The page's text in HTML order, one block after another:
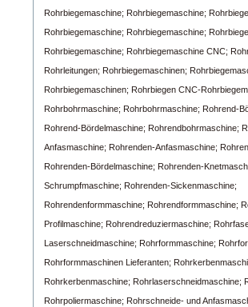
Rohrbiegemaschine; Rohrbiegemaschine;
Rohrbiegemaschine; Rohrbiegemaschine;
Rohrbiegemaschine; Rohrbiegemaschine CNC;
Rohrleitungen; Rohrbiegemaschinen;
Rohrbiegemaschinen; Rohrbiegen CNC-
Rohrbohrmaschine; Rohrbohrmaschine; Rohrend-
Rohrend-Bördelmaschine; Rohrendbohrmaschine;
Anfasmaschine; Rohrenden-Anfasmaschine;
Rohrenden-Bördelmaschine; Rohrenden-
Schrumpfmaschine; Rohrenden-Sickenmaschine;
Rohrendenformmaschine; Rohrendformmaschine;
Profilmaschine; Rohrendreduziermaschine;
Laserschneidmaschine; Rohrformmaschine;
Rohrformmaschinen Lieferanten;
Rohrkerbenmaschine; Rohrlaserschneidmaschine;
Rohrpoliermaschine; Rohrschneide- und